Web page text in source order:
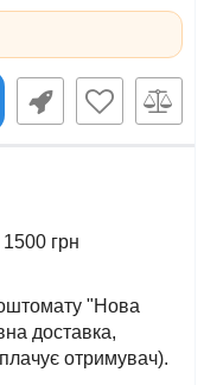
1500 грн
"Нова
доставка,
отримувач).